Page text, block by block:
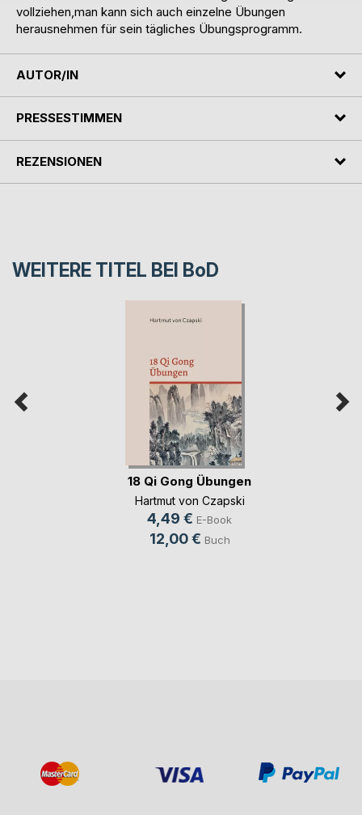
vollziehen,man kann sich auch einzelne Übungen
herausnehmen für sein tägliches Übungsprogramm.
AUTOR/IN
PRESSESTIMMEN
REZENSIONEN
WEITERE TITEL BEI BoD
18 Qi Gong Übungen
Hartmut von Czapski
4,49 € E-Book
12,00 € Buch